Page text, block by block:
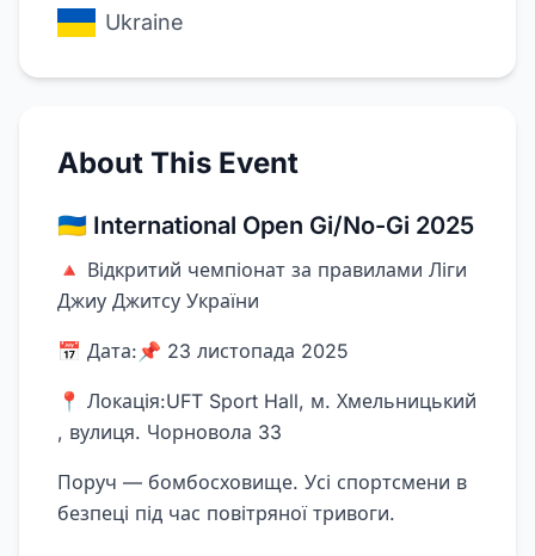
Ukraine
About This Event
🇺🇦 International Open Gi/No-Gi 2025
🔺 Відкритий чемпіонат за правилами Ліги
Джиу Джитсу України
📅 Дата:📌 23 листопада 2025
📍 Локація:UFT Sport Hall, м. Хмельницький
, вулиця. Чорновола 33
Поруч — бомбосховище. Усі спортсмени в
безпеці під час повітряної тривоги.